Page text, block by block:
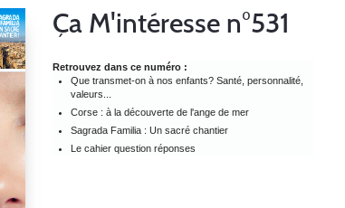
Ça M'intéresse n°531
Retrouvez dans ce numéro :
Que transmet-on à nos enfants? Santé, personnalité,
valeurs...
Corse : à la découverte de l'ange de mer
Sagrada Familia : Un sacré chantier
Le cahier question réponses